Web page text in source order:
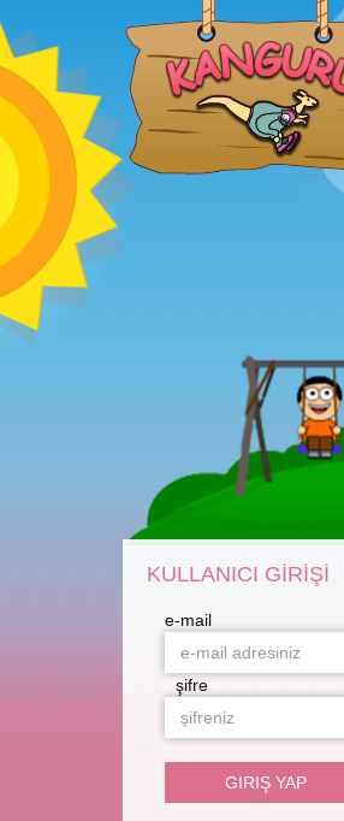
KULLANICI GİRİŞİ
e-mail
şifre